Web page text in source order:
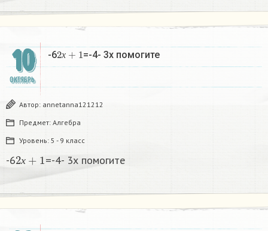
10
ОКТЯБРЬ
-6 х
2х+1 =-4- 3х помогите
Автор: annetanna121212
Предмет: Алгебра
Уровень: 5 - 9 класс
-6 х
2 =-4- 3х помогите